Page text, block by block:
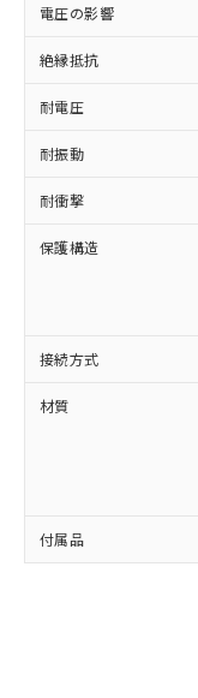
電圧の影響
絶縁抵抗
耐電圧
耐振動
耐衝撃
保護構造
接続方式
材質
付属品
こと
在庫
記載
タに
覧さ
了承
正式
様の
ムロ
ご相
オム
在庫
示し
マイ
ビス
メン
お客
登録さ
むを得ず変
鉛(Pb)
ミウム(Cd)
六価クロム
類(PBB)
ルベンジル（
（DBP）
(DIBP) 1000ppm
但し、RoHS指
フタル酸エス
図的な使用が
※2 対応
部品在庫の
月が前後す
※3 非含有
「－」：未
い合わせく
*中国RoHS10
Pb(鉛)
Cr(Ⅵ)(六価ク
DBP(フタル酸
イソブチル) :
ル) : 1000ppm、
DEHP(フタル
※2 環境
「ｅ」：有
準値以下で
「10」：
質が外部
及ぼさない
「－」：未
い合わせく
当社
為替
（以
また
国政
可)を
当社
全に
当社
ル、
武器
使用
当社
場合
該第
販売
法に
り引